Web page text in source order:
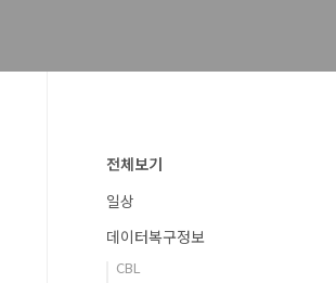
전체보기
일상
데이터복구정보
CBL